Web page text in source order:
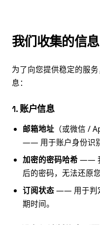
我们收集的信息
为了向您提供稳定的服
息：
1. 账户信息
邮箱地址 （或微信 /
—— 用于账户身份识
加密的密码哈希——
后的密码，无法还原
订阅状态—— 用于判
期时间。